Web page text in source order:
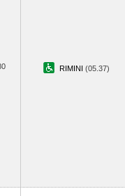
RIMINI (05.37)